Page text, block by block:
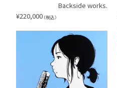
Backside works.
¥220,000 （税込）